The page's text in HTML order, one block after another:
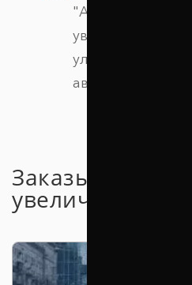
увеличить
улучшить
автомобиля
Заказывайте
увеличения